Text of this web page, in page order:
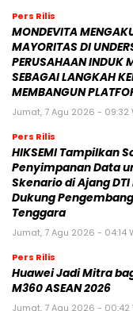
Pers Rilis
MONDEVITA
MAYORITAS DI
PERUSAHAAN INDUK
SEBAGAI LANGKAH
MEMBANGUN
Jumat, 7 Agu 2026 - 09:32
Pers Rilis
HIKSEMI Tampilkan
Penyimpanan Data
Skenario di Ajang
Dukung
Tenggara
Jumat, 7 Agu 2026 - 04:14
Pers Rilis
Huawei Jadi Mitra
M360 ASEAN 2026
Jumat, 7 Agu 2026 - 00:42